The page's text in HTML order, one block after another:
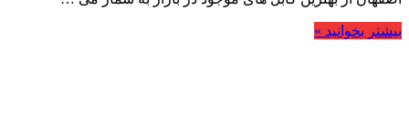
بیشتر بخوانید »